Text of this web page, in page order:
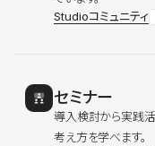
Studioコミュニティ
セミナー
導入検討から実践
考え方を学べます。